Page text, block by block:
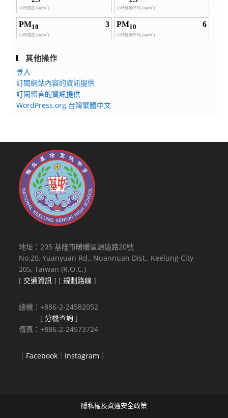
其他操作
登入
訂閱網站內容的資訊提供
訂閱留言的資訊提供
WordPress.org 台灣繁體中文
地址：205 基隆市暖暖區源遠路20號
No.20, Yuanyuan Rd., Nuannuan Dist., Keelung City
205, Taiwan (R.O.C.)
[ 交通資訊 ] [規劃路線 ]
總機：+886-2-24582052
[分機查詢 ]
傳真：+886-2-24573724
｜ Facebook ｜ Instagram ｜
隱私權及資通安全政策